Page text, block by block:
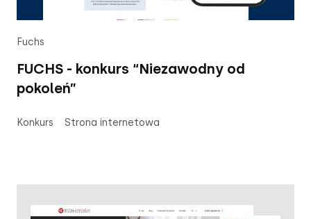
Fuchs
FUCHS - konkurs “Niezawodny od
pokoleń”
Konkurs Strona internetowa